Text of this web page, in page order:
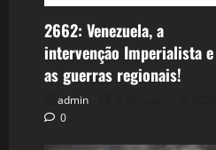
2662: Venezuela, a
intervenção Imperialista e
as guerras regionais!
admin
0